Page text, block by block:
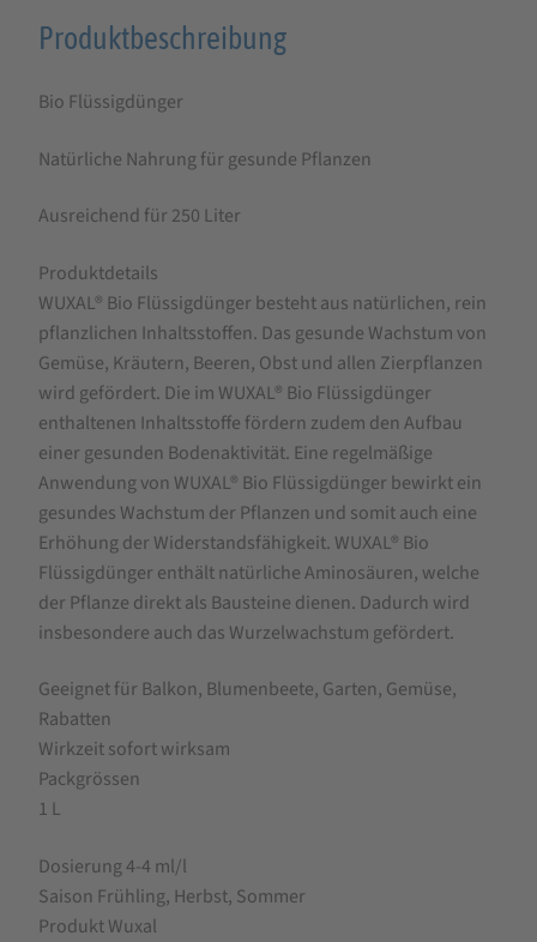
Produktbeschreibung
WUXAL
Bio
1
L
Produktbeschreibung
Bio Flüssigdünger
Natürliche Nahrung für gesunde Pflanzen
Ausreichend für 250 Liter
Produktdetails
WUXAL® Bio Flüssigdünger besteht aus natürlichen, rein
pflanzlichen Inhaltsstoffen. Das gesunde Wachstum von
Gemüse, Kräutern, Beeren, Obst und allen Zierpflanzen
wird gefördert. Die im WUXAL® Bio Flüssigdünger
enthaltenen Inhaltsstoffe fördern zudem den Aufbau
einer gesunden Bodenaktivität. Eine regelmäßige
Anwendung von WUXAL® Bio Flüssigdünger bewirkt ein
gesundes Wachstum der Pflanzen und somit auch eine
Erhöhung der Widerstandsfähigkeit. WUXAL® Bio
Flüssigdünger enthält natürliche Aminosäuren, welche
der Pflanze direkt als Bausteine dienen. Dadurch wird
insbesondere auch das Wurzelwachstum gefördert.
Geeignet für Balkon, Blumenbeete, Garten, Gemüse,
Rabatten
Wirkzeit sofort wirksam
Packgrössen
1 L
Dosierung 4-4 ml/l
Saison Frühling, Herbst, Sommer
Produkt Wuxal